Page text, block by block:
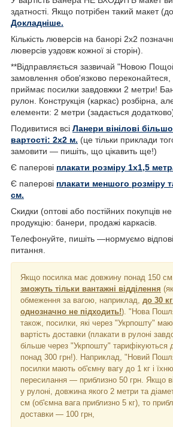
здатності. Якщо потрібен такий макет
Докладніше.
Кількість люверсів на банорі 2х2
люверсів уздовж кожної зі сторін).
**Відправляється зазвичай "Новою
замовлення обов'язково
приймає посилки завдовжки 2 метри!
рулон. Конструкція (каркас) розбірна,
елементи: 2 метри (задається
Подивитися всі Ланери вінілові
вартості: 2х2 м. (це тільки приклади
замовити — пишіть, що цікавить ще!)
Є паперові плакати розміру 1х1,5
Є паперові плакати меншого розміру
см.
Скидки (оптові або постійних покупців
продукцію: банери, продажі каркасів.
Телефонуйте, пишіть —нормуємо
питання.
Якщо посилка має довжину понад 150 см.
зможуть тільки вантажні відділення
обмеження за вагою, наприклад, до 30
однозначно не підходить!). "Нова
також, посилки, які через "Укрпошту"
вартість доставки (плакати в рулоні
більше через "Укрпошту"
понад 300 грн!). Наприклад, "Новий
посилки мають об'ємну вагу до 1 кг і їхню
пересилання — приблизно 50 грн. Якщо
у рулоні, довжина якого 2 метри та
см (об'ємна вага приблизно 5 кг), то
доставки — 100 грн,